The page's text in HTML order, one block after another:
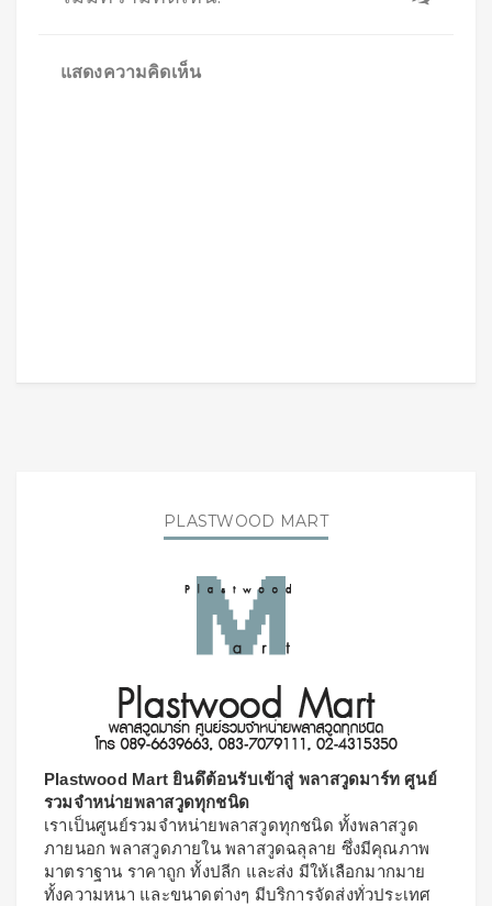
แสดงความคิดเห็น
PLASTWOOD MART
Plastwood Mart ยินดึต้อนรับเข้าสู่ พลาสวูดมาร์ท ศูนย์
รวมจำหน่ายพลาสวูดทุกชนิด
เราเป็นศูนย์รวมจำหน่ายพลาสวูดทุกชนิด ทั้งพลาสวูด
ภายนอก พลาสวูดภายใน พลาสวูดฉลุลาย ซึ่งมีคุณภาพ
มาตราฐาน ราคาถูก ทั้งปลีก และส่ง มีให้เลือกมากมาย
ทั้งความหนา และขนาดต่างๆ มีบริการจัดส่งทั่วประเทศ